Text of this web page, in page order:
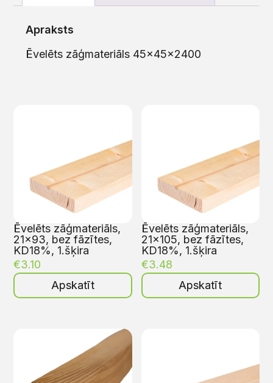
Apraksts
Ēvelēts zāģmateriāls 45x45x2400
Ēvelēts zāģmateriāls,
21×93, bez fāzītes,
KD18%, 1.šķira
€3.10
Apskatīt
Ēvelēts zāģmateriāls,
21×105, bez fāzītes,
KD18%, 1.šķira
€3.48
Apskatīt